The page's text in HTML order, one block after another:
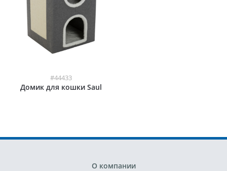
#44433
Домик для кошки Saul
О компании